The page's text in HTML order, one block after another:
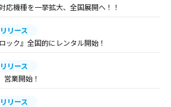
応機種を一挙拡大、全国展開へ！！
リース
ック』全国的にレンタル開始！
リース
業開始！
リース